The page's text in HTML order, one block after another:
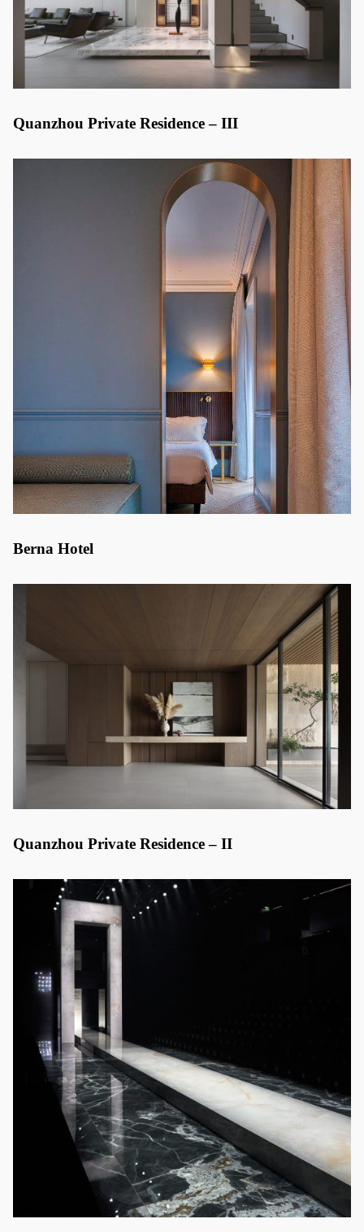
Quanzhou Private Residence – III
Berna Hotel
Quanzhou Private Residence – II